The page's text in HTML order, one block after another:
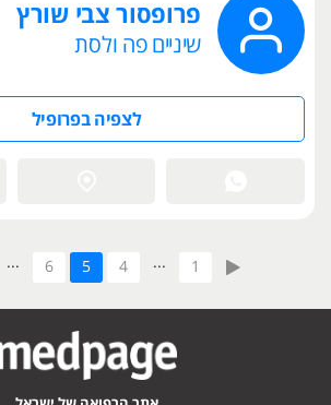
פרופסור צבי שורץ
שיניים פה ולסת
לצפיה בפרופיל
1
...
4
5
6
...